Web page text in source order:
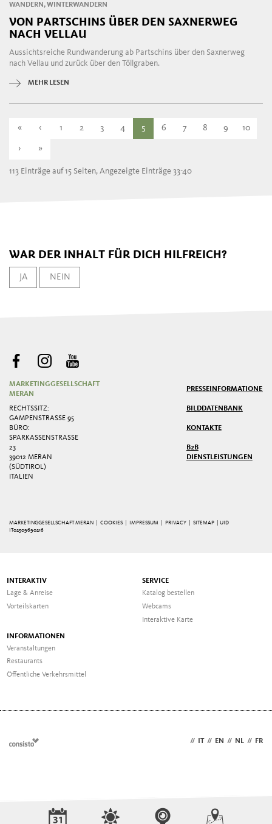
WANDERN, WINTERWANDERN
VON PARTSCHINS ÜBER DEN SAXNERWEG
NACH VELLAU
Aussichtsreiche Rundwanderung ab Partschins über den Saxnerweg
nach Vellau und zurück über den Töllgraben.
MEHR LESEN
« ‹ 1 2 3 4 5 6 7 8 9 10
› »
113 Einträge auf 15 Seiten, Angezeigte Einträge 33-40
WAR DER INHALT FÜR DICH HILFREICH?
JA NEIN
MARKETINGGESELLSCHAFT
MERAN
RECHTSSITZ:
GAMPENSTRASSE 95
BÜRO:
SPARKASSENSTRASSE 2
3
39012 MERAN
(SÜDTIROL)
ITALIEN
PRESSEINFORMATIONEN
BILDDATENBANK
KONTAKTE
B2B
DIENSTLEISTUNGEN
MARKETINGGESELLSCHAFT MERAN | COOKIES IMPRESSUM PRIVACY |SITEMAP
| UID
IT02509690216
INTERAKTIV
Lage & Anreise
Vorteilskarten
SERVICE
Katalog bestellen
Webcams
Interaktive Karte
INFORMATIONEN
Veranstaltungen
Restaurants
Öffentliche Verkehrsmittel
// // EN // NL // FR